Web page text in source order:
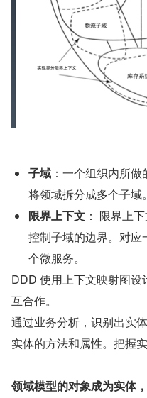
子域 ：一个组织内所
将领域拆分成多个子域。
限界上下文 ： 限界上
控制子域的边界。对
个微服务。
DDD 使用上下文映射图
互合作。
通过业务分析，识别出实
实体的方法和属性。把握实
领域模型的对象成为实体